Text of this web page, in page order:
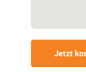
Jetzt